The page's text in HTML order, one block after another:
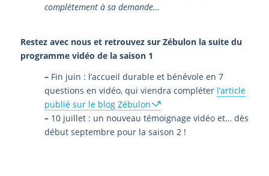
complètement à sa demande…
Restez avec nous et retrouvez sur Zébulon la suite du
programme vidéo de la saison 1
– Fin juin : l’accueil durable et bénévole en 7
questions en vidéo, qui viendra compléter l’article
publié sur le blog Zébulon
– 10 juillet : un nouveau témoignage vidéo et… dès
début septembre pour la saison 2 !